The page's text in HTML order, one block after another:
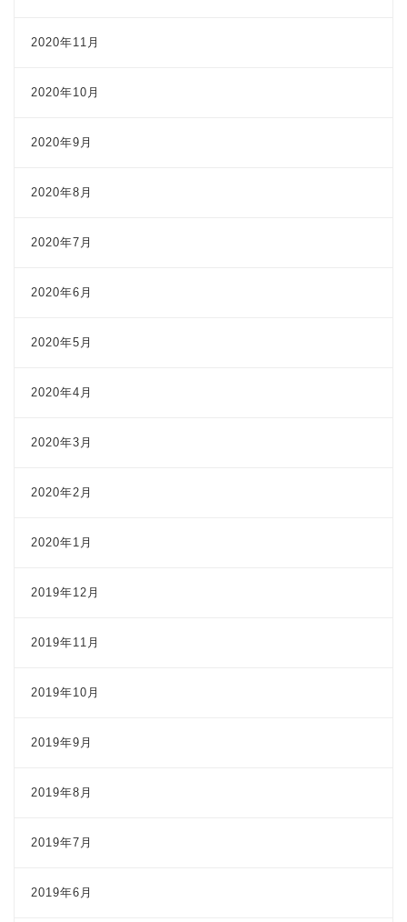
2020年11月
2020年10月
2020年9月
2020年8月
2020年7月
2020年6月
2020年5月
2020年4月
2020年3月
2020年2月
2020年1月
2019年12月
2019年11月
2019年10月
2019年9月
2019年8月
2019年7月
2019年6月